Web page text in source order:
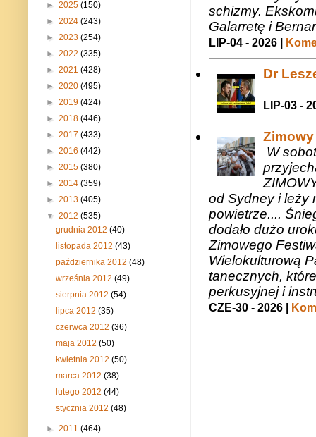
schizmy.
Galarretę i
LIP-04 - 2026 |
Dr
LIP-03 -
W
od Sydney i leży
powietrze....
dodało dużo
Zimowego
Wielokulturową
tanecznych,
perkusyjnej i
CZE-30 - 2026 |
► 2025 (150)
► 2024 (243)
► 2023 (254)
► 2022 (335)
► 2021 (428)
► 2020 (495)
► 2019 (424)
► 2018 (446)
► 2017 (433)
► 2016 (442)
► 2015 (380)
► 2014 (359)
► 2013 (405)
▼ 2012 (535)
grudnia 2012(40)
listopada 2012(43)
października 2012(48)
września 2012(49)
sierpnia 2012(54)
lipca 2012(35)
czerwca 2012(36)
maja 2012(50)
kwietnia 2012(50)
marca 2012(38)
lutego 2012(44)
stycznia 2012(48)
► 2011 (464)